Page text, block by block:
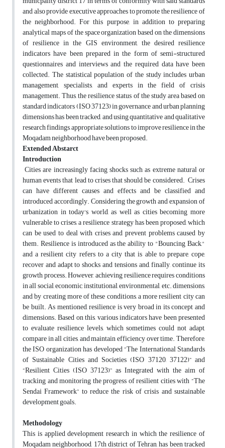
and also provide executive approaches to promote the resilience of
the neighborhood. For this purpose, in addition to preparing
analytical maps of the space organization based on the dimensions
of resilience in the GIS environment, the desired resilience
indicators have been prepared in the form of semi-structured
questionnaires and interviews and the required data have been
collected. The statistical population of the study includes urban
management, specialists, and experts in the field of crisis
management. Thus, the resilience status of the study area based on
standard indicators (ISO 37123) in governance and urban planning
dimensions has been tracked, and using quantitative and qualitative
research findings, appropriate solutions to improve resilience in the
Moqadam neighborhood have been proposed.
Extended Abstarct
Introduction
Cities are increasingly facing shocks such as extreme natural or
human events that lead to crises that should be considered. Crises
can have different causes and effects and be classified and
introduced accordingly. Considering the growth and expansion of
urbanization in today's world, as well as cities becoming more
vulnerable to crises, a resilience strategy has been proposed, which
can be used to deal with crises and prevent problems caused by
them. Resilience is introduced as the ability to "Bouncing Back,"
and a resilient city refers to a city that is able to prepare, cope,
recover and adapt to shocks and tensions and, finally, continue its
growth process. However, achieving resilience requires conditions
in all social, economic, institutional, environmental, etc. dimensions,
and by creating more of these conditions, a more resilient city can
be built. As mentioned, resilience is very broad in its concept and
dimensions. Based on this, various indicators have been presented
to evaluate resilience levels, which sometimes could not adapt,
compare in all cities, and maintain efficiency over time. Therefore,
the ISO organization has developed “The International Standards
of Sustainable Cities and Societies (ISO 37120, 37122)” and
“Resilient Cities (ISO 37123)” as Integrated with the aim of
tracking and monitoring the progress of resilient cities with “The
Sendai Framework” to reduce the risk of crisis and sustainable
development goals.
Methodology
This is applied development research in which the resilience of
Moqadam neighborhood, 17th district of Tehran, has been tracked